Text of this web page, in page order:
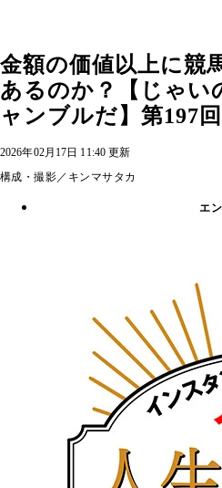
金額の価値以上に競
あるのか？【じゃい
ャンブルだ】第197回
2026年02月17日 11:40 更新
構成・撮影／キンマサタカ
エ